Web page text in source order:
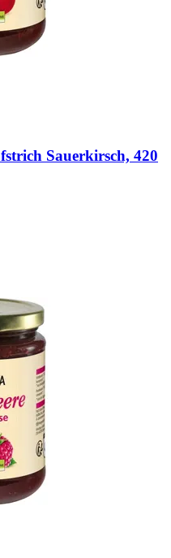
Sauerkirsch, 420